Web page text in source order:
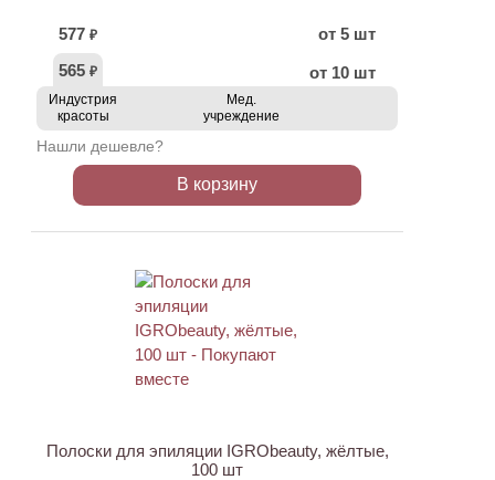
577 ₽
от 5 шт
565 ₽ от 10 шт
Индустрия
красоты
Мед.
учреждение
Нашли дешевле?
В корзину
Полоски для эпиляции IGRObeauty, жёлтые,
100 шт